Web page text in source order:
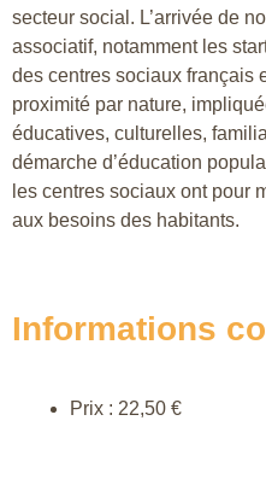
secteur social. L’arrivée de
associatif, notamment les
des centres sociaux français
proximité par nature,
éducatives, culturelles,
démarche d’éducation
les centres sociaux ont pour
aux besoins des habitants.
Informations
Prix : 22,50 €